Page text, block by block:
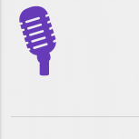
🎙️